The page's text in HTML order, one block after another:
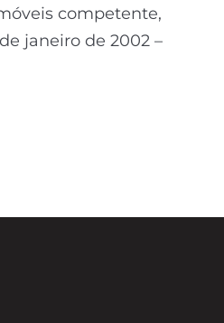
competente,
janeiro de 2002 –